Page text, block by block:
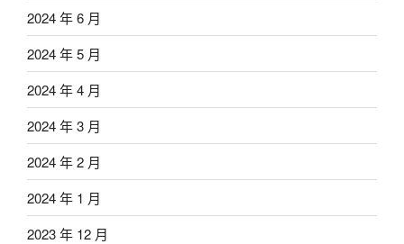
2024 年 6 月
2024 年 5 月
2024 年 4 月
2024 年 3 月
2024 年 2 月
2024 年 1 月
2023 年 12 月